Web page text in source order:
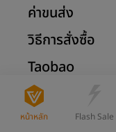
หน้าหลัก Flash Sale
ค่าขนส่ง
วิธีการสั่งซื้อ
Taobao
1688
Tmall